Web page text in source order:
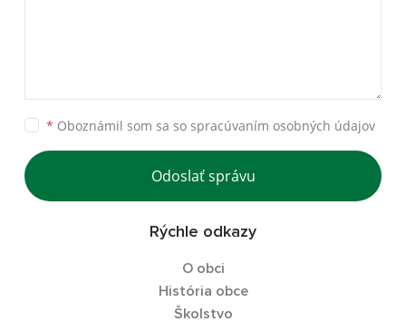
* Oboznámil som sa so spracúvaním osobných údajov
Odoslať správu
Rýchle odkazy
O obci
História obce
Školstvo